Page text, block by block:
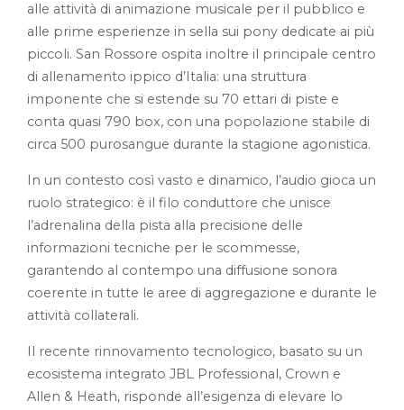
alle attività di animazione musicale per il pubblico e
alle prime esperienze in sella sui pony dedicate ai più
piccoli. San Rossore ospita inoltre il principale centro
di allenamento ippico d’Italia: una struttura
imponente che si estende su 70 ettari di piste e
conta quasi 790 box, con una popolazione stabile di
circa 500 purosangue durante la stagione agonistica.
In un contesto così vasto e dinamico, l’audio gioca un
ruolo strategico: è il filo conduttore che unisce
l’adrenalina della pista alla precisione delle
informazioni tecniche per le scommesse,
garantendo al contempo una diffusione sonora
coerente in tutte le aree di aggregazione e durante le
attività collaterali.
Il recente rinnovamento tecnologico, basato su un
ecosistema integrato JBL Professional, Crown e
Allen & Heath, risponde all’esigenza di elevare lo